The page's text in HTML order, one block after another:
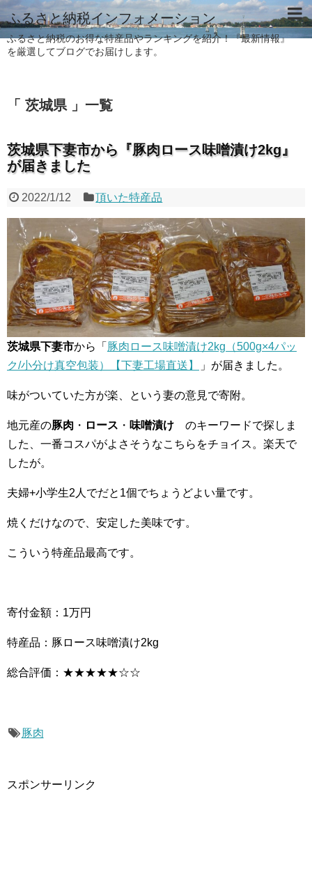
ふるさと納税インフォメーション
ふるさと納税のお得な特産品やランキングを紹介！『最新情報』
を厳選してブログでお届けします。
「 茨城県 」一覧
茨城県下妻市から『豚肉ロース味噌漬け2kg』
が届きました
2022/1/12 頂いた特産品
茨城県下妻市から「 豚肉ロース味噌漬け2kg（500g×4パッ
ク/小分け真空包装）【下妻工場直送】
」が届きました。
味がついていた方が楽、という妻の意見で寄附。
地元産の豚肉 ・ ロース ・ 味噌漬け のキーワードで探しま
した、一番コスパがよさそうなこちらをチョイス。楽天で
したが。
夫婦+小学生2人でだと1個でちょうどよい量です。
焼くだけなので、安定した美味です。
こういう特産品最高です。
寄付金額：1万円
特産品：豚ロース味噌漬け2kg
総合評価：★★★★★☆☆
豚肉
スポンサーリンク